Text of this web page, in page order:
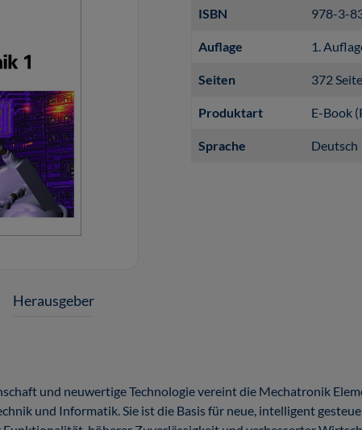
ISBN 978-3-
Auflage 1.
Seiten 372
Produktart E-Book
Sprache Deutsch
Herausgeber
und neuwertige Technologie vereint die Mechatronik
und Informatik. Sie ist die Basis für neue, intelligent